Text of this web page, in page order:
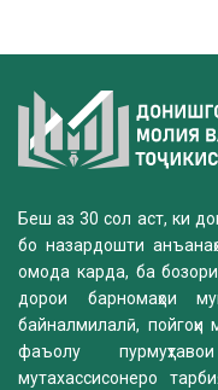
Беш аз 30 сол аст, ки
бо назардошти
омода карда, ба
дорои барномаҳои
байналмилалӣ, пойгоҳи
фаъолу
мутахассисонеро